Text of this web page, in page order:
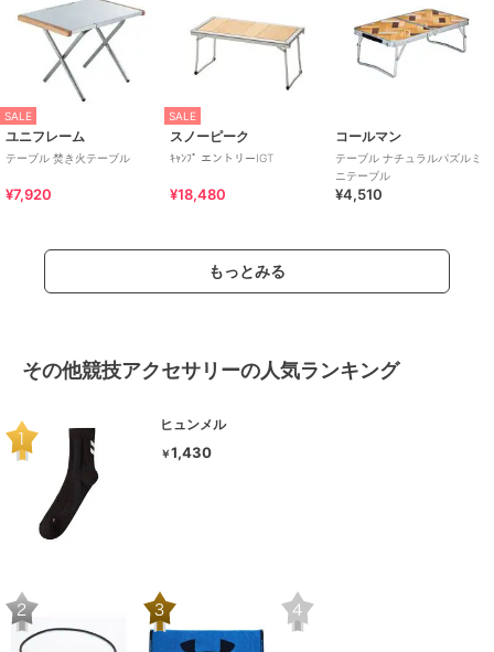
SALE
ユニフレーム
テーブル 焚き火テーブル
¥7,920
SALE
スノーピーク
ｷｬﾝﾌﾟ エントリーIGT
¥18,480
コールマン
テーブル ナチュラルパズルミ
ニテーブル
¥4,510
もっとみる
その他競技アクセサリーの人気ランキング
ヒュンメル
￥1,430